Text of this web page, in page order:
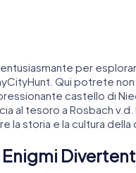
per
Qui potrete
castello di
al tesoro a Rosbach
la storia e la cultura